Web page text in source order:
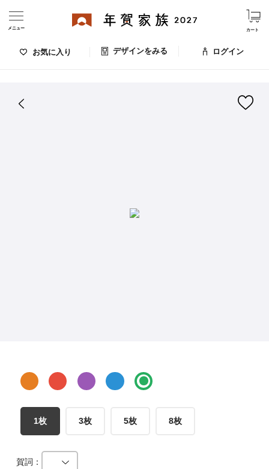
お気に入り デザインをみる
カート
ログイン
メニュー
デザインをみる
お問い合わせ
1枚 3枚 5枚 8枚
賀詞：